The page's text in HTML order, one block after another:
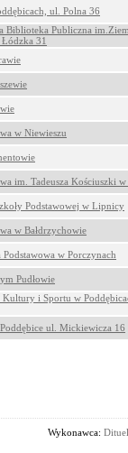
ul. Polna 36
Biblioteka Publiczna
31
w Niewieszu
im. Tadeusza Kościuszki
Podstawowej w Lipnicy
w Bałdrzychowie
Podstawowa w Porczynach
Pudłowie
i Sportu w
ul. Mickiewicza 16
Wykonawca: